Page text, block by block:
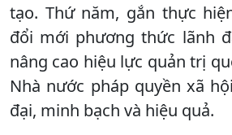
tạo. Thứ năm, gắn thực
đổi mới phương thức lãnh
nâng cao hiệu lực quản trị
Nhà nước pháp quyền xã
đại, minh bạch và hiệu quả.